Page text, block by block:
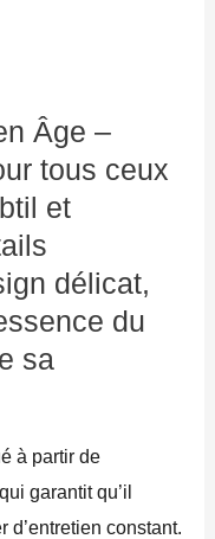
Âge –
tous ceux
et
délicat,
du
sa
à partir de
garantit qu’il
d’entretien constant.